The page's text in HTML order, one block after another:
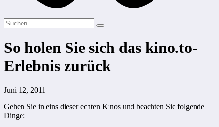
So holen Sie sich das kino.to-
Erlebnis zurück
Juni 12, 2011
Gehen Sie in eins dieser echten Kinos und beachten Sie folgende
Dinge: